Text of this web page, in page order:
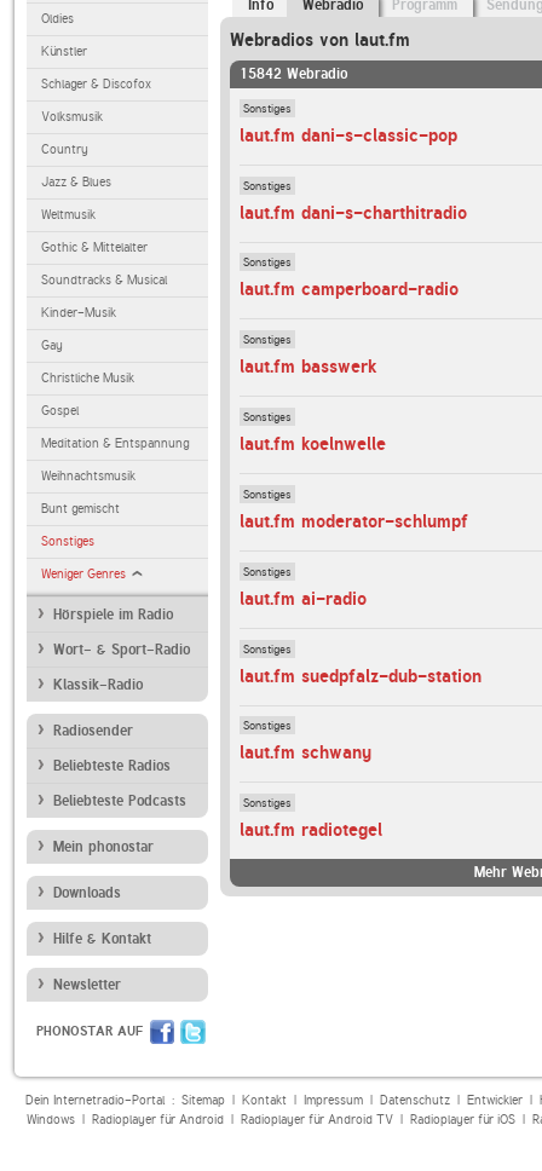
Oldies
Künstler
Schlager & Discofox
Volksmusik
Country
Jazz & Blues
Weltmusik
Gothic & Mittelalter
Soundtracks & Musical
Kinder-Musik
Gay
Christliche Musik
Gospel
Meditation & Entspannung
Weihnachtsmusik
Bunt gemischt
Sonstiges
Weniger Genres
Hörspiele im Radio
Wort- & Sport-Radio
Klassik-Radio
Radiosender
Beliebteste Radios
Beliebteste Podcasts
Mein phonostar
Downloads
Hilfe & Kontakt
Newsletter
PHONOSTAR AUF
Info Webradio Programm
Webradios von laut.fm
15842 Webradio
Sonstiges
laut.fm dani-s-classic-pop
Sonstiges
laut.fm dani-s-charthitradio
Sonstiges
laut.fm camperboard-radio
Sonstiges
laut.fm basswerk
Sonstiges
laut.fm koelnwelle
Sonstiges
laut.fm moderator-schlumpf
Sonstiges
laut.fm ai-radio
Sonstiges
laut.fm suedpfalz-dub-station
Sonstiges
laut.fm schwany
Sonstiges
laut.fm radiotegel
Mehr
Dein Internetradio-Portal : Sitemap| Kontakt| Impressum| Datenschutz| Entwickler|
Windows| Radioplayer für Android| Radioplayer für Android TV| Radioplayer für iOS|